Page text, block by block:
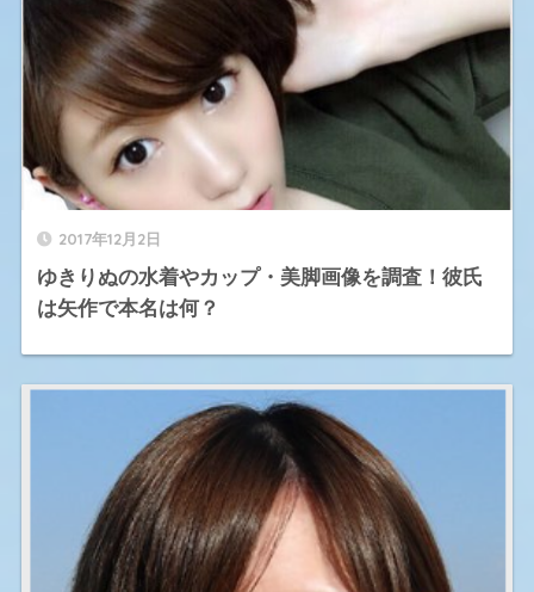
2017年12月2日
ゆきりぬの水着やカップ・美脚画像を調査！彼氏
は矢作で本名は何？